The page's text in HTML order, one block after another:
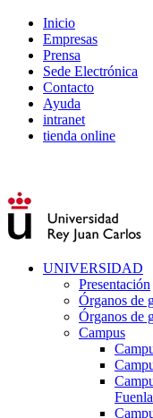
Inicio
Empresas
Prensa
Sede Electrónica
Contacto
Ayuda
intranet
tienda online
UNIVERSIDAD
Presentación
Órganos de
Órganos de
Campus